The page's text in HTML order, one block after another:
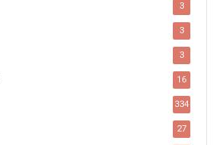
3
3
3
16
334
27